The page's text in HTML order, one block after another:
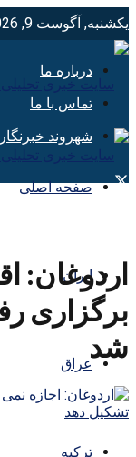
یکشنبه, آگوست 9, 2026
درباره ما
تماس با ما
شهروند خبرنگار
صفحه اصلی
ایران
عراق
ترکیه
اردوغان:
برگزاری
شد